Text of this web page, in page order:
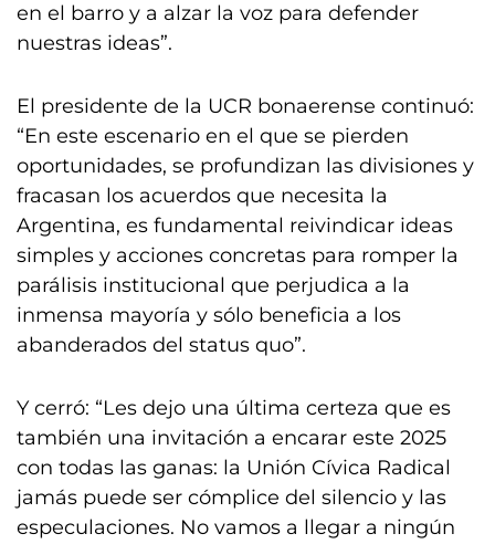
en el barro y a alzar la voz para defender
nuestras ideas”.
El presidente de la UCR bonaerense continuó:
“En este escenario en el que se pierden
oportunidades, se profundizan las divisiones y
fracasan los acuerdos que necesita la
Argentina, es fundamental reivindicar ideas
simples y acciones concretas para romper la
parálisis institucional que perjudica a la
inmensa mayoría y sólo beneficia a los
abanderados del status quo”.
Y cerró: “Les dejo una última certeza que es
también una invitación a encarar este 2025
con todas las ganas: la Unión Cívica Radical
jamás puede ser cómplice del silencio y las
especulaciones. No vamos a llegar a ningún